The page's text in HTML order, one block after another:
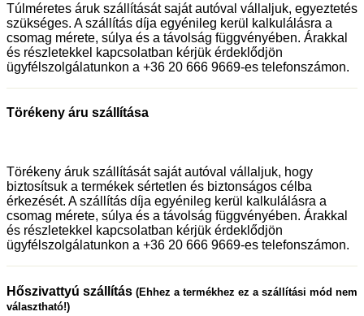
Túlméretes áruk szállítását saját autóval vállaljuk, egyeztetés
szükséges. A szállítás díja egyénileg kerül kalkulálásra a
csomag mérete, súlya és a távolság függvényében. Árakkal
és részletekkel kapcsolatban kérjük érdeklődjön
ügyfélszolgálatunkon a +36 20 666 9669-es telefonszámon.
Törékeny áru szállítása
Törékeny áruk szállítását saját autóval vállaljuk, hogy
biztosítsuk a termékek sértetlen és biztonságos célba
érkezését. A szállítás díja egyénileg kerül kalkulálásra a
csomag mérete, súlya és a távolság függvényében. Árakkal
és részletekkel kapcsolatban kérjük érdeklődjön
ügyfélszolgálatunkon a +36 20 666 9669-es telefonszámon.
Hőszivattyú szállítás (Ehhez a termékhez ez a szállítási mód nem
választható!)